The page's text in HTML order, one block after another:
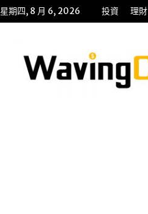
星期四, 8 月 6, 2026 投資 理財
招
財
貓